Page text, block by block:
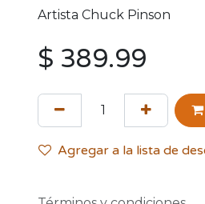
Artista Chuck Pinson
$ 389.99
Agregar a la lista de